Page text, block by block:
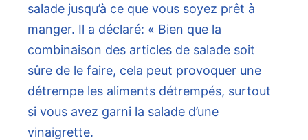
salade jusqu’à ce que vous soyez prêt à
manger. Il a déclaré: « Bien que la
combinaison des articles de salade soit
sûre de le faire, cela peut provoquer une
détrempe les aliments détrempés, surtout
si vous avez garni la salade d’une
vinaigrette.